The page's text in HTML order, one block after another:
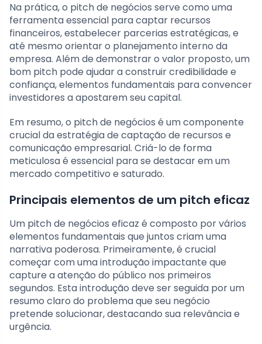
Na prática, o pitch de negócios serve como uma
ferramenta essencial para captar recursos
financeiros, estabelecer parcerias estratégicas, e
até mesmo orientar o planejamento interno da
empresa. Além de demonstrar o valor proposto, um
bom pitch pode ajudar a construir credibilidade e
confiança, elementos fundamentais para convencer
investidores a apostarem seu capital.
Em resumo, o pitch de negócios é um componente
crucial da estratégia de captação de recursos e
comunicação empresarial. Criá-lo de forma
meticulosa é essencial para se destacar em um
mercado competitivo e saturado.
Principais elementos de um pitch eficaz
Um pitch de negócios eficaz é composto por vários
elementos fundamentais que juntos criam uma
narrativa poderosa. Primeiramente, é crucial
começar com uma introdução impactante que
capture a atenção do público nos primeiros
segundos. Esta introdução deve ser seguida por um
resumo claro do problema que seu negócio
pretende solucionar, destacando sua relevância e
urgência.